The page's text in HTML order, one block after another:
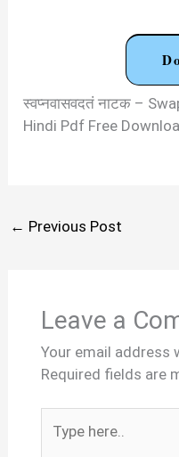
स्वप्नवासवदतं नाटक –
Hindi Pdf Free
← Previous Post
Leave a
Your email address
Required fields are
here..